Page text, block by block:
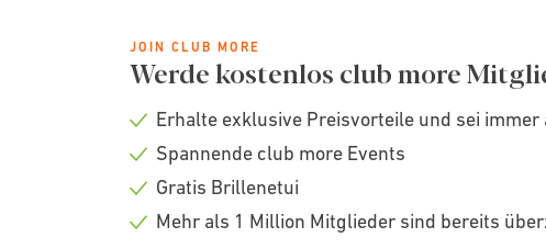
JOIN CLUB MORE
Werde kostenlos club more
Check
Erhalte exklusive Preisvorteile und sei
Check
Spannende club more Events
Check
Gratis Brillenetui
Mehr als 1 Million Mitglieder sind bereits